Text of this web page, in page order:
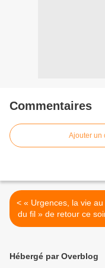
Commentaires
Ajouter un
< « Urgences, la vie au bout
du fil » de retour ce soir
W9
Hébergé par Overblog